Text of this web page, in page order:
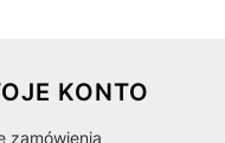
KONTO
zamówienia